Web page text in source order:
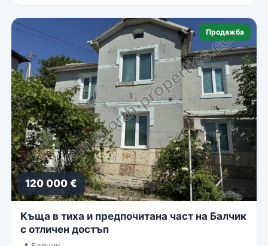
Продажба
120 000 €
Къща в тиха и предпочитана част на Балчик
с отличен достъп